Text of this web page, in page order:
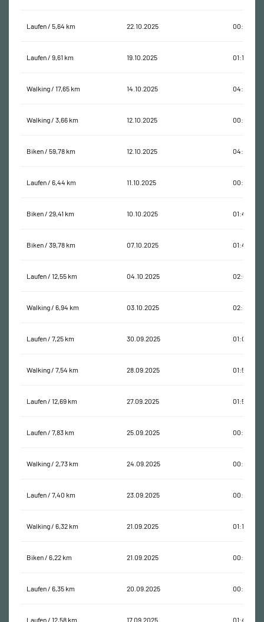
Laufen / 5,64 km 22.10.2025 00:43:23
Laufen / 9,61 km 19.10.2025 01:16:57
Walking / 17,65 km 14.10.2025 04:02:18
Walking / 3,66 km 12.10.2025 00:45:07
Biken / 59,78 km 12.10.2025 04:58:26
Laufen / 6,44 km 11.10.2025 00:44:39
Biken / 29,41 km 10.10.2025 01:40:46
Biken / 39,78 km 07.10.2025 01:49:45
Laufen / 12,55 km 04.10.2025 02:01:35
Walking / 6,94 km 03.10.2025 02:36:55
Laufen / 7,25 km 30.09.2025 01:00:30
Walking / 7,54 km 28.09.2025 01:55:02
Laufen / 12,69 km 27.09.2025 01:51:27
Laufen / 7,83 km 25.09.2025 00:58:02
Walking / 2,73 km 24.09.2025 00:35:29
Laufen / 7,40 km 23.09.2025 00:56:16
Walking / 6,32 km 21.09.2025 01:14:59
Biken / 6,22 km 21.09.2025 00:28:31
Laufen / 6,35 km 20.09.2025 00:51:57
Laufen / 12,58 km 17.09.2025 01:48:05